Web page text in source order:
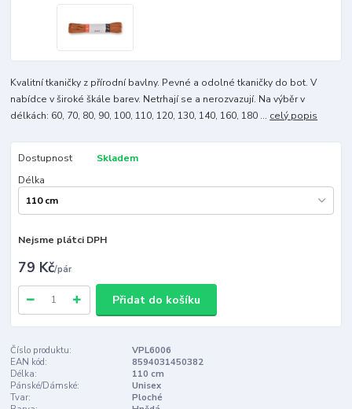
Kvalitní tkaničky z přírodní bavlny. Pevné a odolné tkaničky do bot. V
nabídce v široké škále barev. Netrhají se a nerozvazují. Na výběr v
délkách: 60, 70, 80, 90, 100, 110, 120, 130, 140, 160, 180 ... celý popis
Dostupnost
Skladem
Délka
Nejsme plátci DPH
79 Kč/pár
Přidat do košíku
Číslo produktu:
VPL6006
EAN kód:
8594031450382
Délka:
110 cm
Pánské/Dámské:
Unisex
Tvar:
Ploché